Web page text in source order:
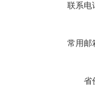
联系电
常用邮
省